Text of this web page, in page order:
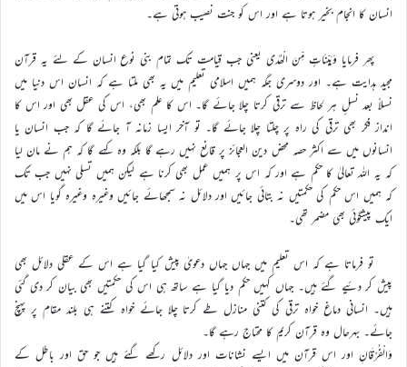
انسان کا انجام بخیر ہوتا ہے اور اس کو جنت نصیب ہوتی ہے۔
پھر فرمایا وَبَیِّنَاتٍ مِّنَ الْھُدٰی یعنی جب قیامت تک تمام بنی نوع انسان کے لئے یہ قرآن
مجید ہدایت ہے۔ اور دوسری جگہ ہمیں اسلامی تعلیم میں یہ بھی ملتا ہے کہ انسان اس دنیا میں
نسلاً بعد نسلٍ ہر لحاظ سے ترقی کرتا چلا جائے گا۔ اس کا علم بھی، اس کی عقل بھی اور اس کا
انداز فکر بھی ترقی کی راہ پر چلتا چلا جائے گا۔ تو آخر ایسا زمانہ آ جائے گا کہ جب انسان یا
انسانوں میں سے اکثر حصہ محض دین العجائز پر قانع نہیں رہے گا بلکہ وہ کہے گا کہ ہم نے مان لیا
کہ یہ اللہ تعالیٰ کا حکم ہے اور کہ اس پر ہمیں عمل بھی کرنا ہے لیکن ہمیں تسلی نہیں جب تک
کہ ہمیں اس حکم کی حکمتیں نہ بتائی جائیں اور دلائل نہ سمجھائے جائیں وغیرہ وغیرہ گویا اس میں
ایک پیشگوئی بھی مضمر تھی۔
تو فرماتا ہے کہ اس تعلیم میں جہاں جہاں دعویٰ پیش کیا گیا ہے اس کے عقلی دلائل بھی
پیش کر دئیے گئے ہیں۔ جہاں کہیں حکم دیا گیا ہے ساتھ ہی اس کی حکمتیں بھی بیان کر دی گئی
ہیں۔ انسانی دماغ خواہ ترقی کی کتنی منازل طے کرتا چلا جائے خواہ کتنے ہی بلند مقام پر پہنچ
جائے۔ بہرحال وہ قرآن کریم کا محتاج رہے گا۔
وَالْفُرْقَانِ اور اس قرآن میں ایسے نشانات اور دلائل رکھے گئے ہیں جو حق اور باطل کے